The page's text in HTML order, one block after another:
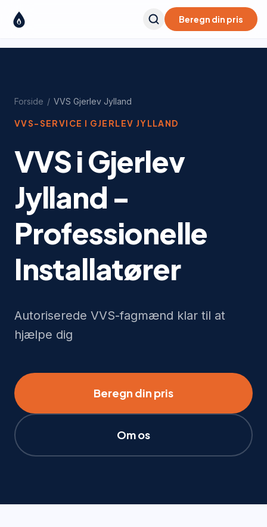
Beregn din pris
Forside / VVS Gjerlev Jylland
VVS-SERVICE I GJERLEV JYLLAND
VVS i Gjerlev
Jylland -
Professionelle
Installatører
Autoriserede VVS-fagmænd klar til at
hjælpe dig
Beregn din pris
Om os